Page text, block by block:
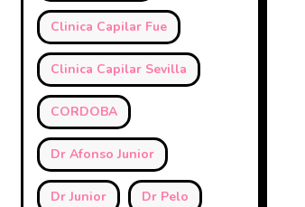
Ufs = 9.070 cabellos –
Clinica Capilar Fue
Clinica Capilar Sevilla
CORDOBA
Dr Afonso Junior
Dr Junior Dr Pelo